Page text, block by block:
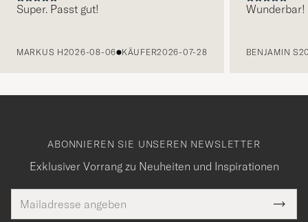
Super. Passt gut!
MARKUS H2026-08-06 KÄUFER2026-07-28
Wunderbar!
BENJAMIN S
ABONNIEREN SIE UNSEREN NEWSLETTER
Exklusiver Vorrang zu Neuheiten und Inspirationen
Mail
Tack